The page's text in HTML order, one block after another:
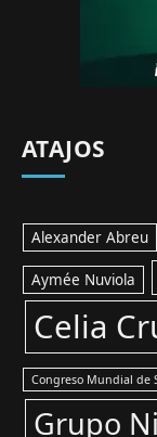
ATAJOS
Alexander Abreu
Aymée Nuviola
Celia
Congreso Mundial de
Grupo